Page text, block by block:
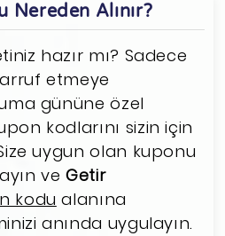
Alınır?
hazır mı? Sadece
etmeye
gününe özel
kodlarını sizin için
uygun olan kuponu
veGetir
kodu alanına
anında uygulayın.